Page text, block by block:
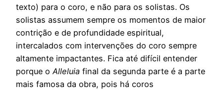
texto) para o coro, e não para os solistas. Os
solistas assumem sempre os momentos de maior
contrição e de profundidade espiritual,
intercalados com intervenções do coro sempre
altamente impactantes. Fica até difícil entender
porque oAlleluia final da segunda parte é a parte
mais famosa da obra, pois há coros